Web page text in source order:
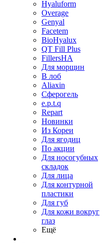
Hyaluform
Overage
Genyal
Facetem
BioHyalux
QT Fill Plus
FillersHA
Для морщин
В лоб
Aliaxin
Сферогель
e.p.t.q
Repart
Новинки
Из Кореи
Для ягодиц
По акции
Для носогубных
складок
Для лица
Для контурной
пластики
Для губ
Для кожи вокруг
глаз
Ещё